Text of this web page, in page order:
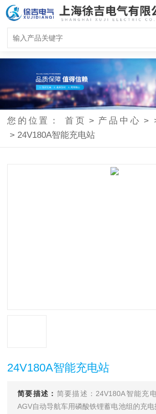
您的位置： 首页 > 产品中心 >
> 24V180A智能充电站
24V180A智能充电站
简要描述： 简要描述：24V180A智能充
AGV自动导航车用磷酸铁锂蓄电池组的充